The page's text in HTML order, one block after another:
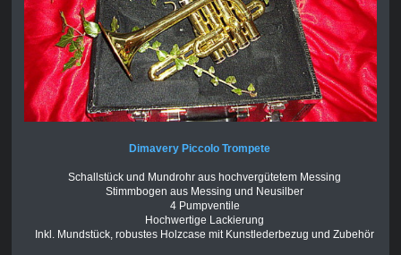
Dimavery Piccolo Trompete
Schallstück und Mundrohr aus hochvergütetem Messing
Stimmbogen aus Messing und Neusilber
4 Pumpventile
Hochwertige Lackierung
Inkl. Mundstück, robustes Holzcase mit Kunstlederbezug und Zubehör